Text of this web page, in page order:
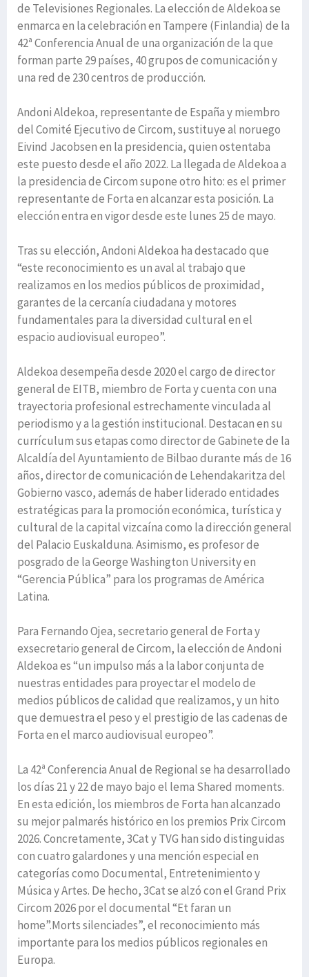
de Televisiones Regionales. La elección de Aldekoa se
enmarca en la celebración en Tampere (Finlandia) de la
42ª Conferencia Anual de una organización de la que
forman parte 29 países, 40 grupos de comunicación y
una red de 230 centros de producción.
Andoni Aldekoa, representante de España y miembro
del Comité Ejecutivo de Circom, sustituye al noruego
Eivind Jacobsen en la presidencia, quien ostentaba
este puesto desde el año 2022. La llegada de Aldekoa a
la presidencia de Circom supone otro hito: es el primer
representante de Forta en alcanzar esta posición. La
elección entra en vigor desde este lunes 25 de mayo.
Tras su elección, Andoni Aldekoa ha destacado que
“este reconocimiento es un aval al trabajo que
realizamos en los medios públicos de proximidad,
garantes de la cercanía ciudadana y motores
fundamentales para la diversidad cultural en el
espacio audiovisual europeo”.
Aldekoa desempeña desde 2020 el cargo de director
general de EITB, miembro de Forta y cuenta con una
trayectoria profesional estrechamente vinculada al
periodismo y a la gestión institucional. Destacan en su
currículum sus etapas como director de Gabinete de la
Alcaldía del Ayuntamiento de Bilbao durante más de 16
años, director de comunicación de Lehendakaritza del
Gobierno vasco, además de haber liderado entidades
estratégicas para la promoción económica, turística y
cultural de la capital vizcaína como la dirección general
del Palacio Euskalduna. Asimismo, es profesor de
posgrado de la George Washington University en
“Gerencia Pública” para los programas de América
Latina.
Para Fernando Ojea, secretario general de Forta y
exsecretario general de Circom, la elección de Andoni
Aldekoa es “un impulso más a la labor conjunta de
nuestras entidades para proyectar el modelo de
medios públicos de calidad que realizamos, y un hito
que demuestra el peso y el prestigio de las cadenas de
Forta en el marco audiovisual europeo”.
La 42ª Conferencia Anual de Regional se ha desarrollado
los días 21 y 22 de mayo bajo el lema Shared moments.
En esta edición, los miembros de Forta han alcanzado
su mejor palmarés histórico en los premios Prix Circom
2026. Concretamente, 3Cat y TVG han sido distinguidas
con cuatro galardones y una mención especial en
categorías como Documental, Entretenimiento y
Música y Artes. De hecho, 3Cat se alzó con el Grand Prix
Circom 2026 por el documental “Et faran un
home”.Morts silenciades”, el reconocimiento más
importante para los medios públicos regionales en
Europa.